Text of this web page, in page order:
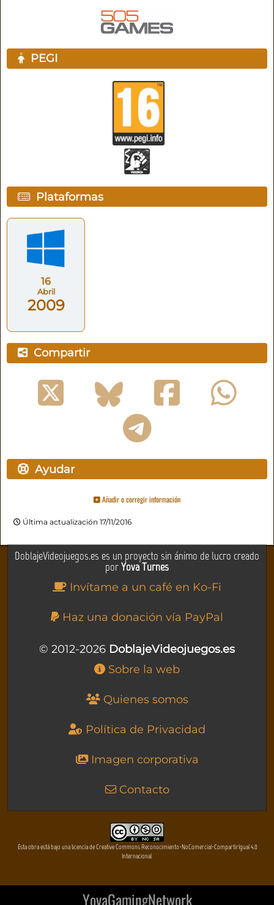
PEGI
Plataformas
16
Abril
2009
Compartir
Ayudar
Añadir o corregir información
Última actualización 17/11/2016
DoblajeVideojuegos.es es un proyecto sin ánimo de lucro creado
porYova Turnes
Invítame a un café en Ko-Fi
Haz una donación vía PayPal
© 2012-2026 DoblajeVideojuegos.es
Sobre la web
Quienes somos
Política de Privacidad
Imagen corporativa
Contacto
Esta obra está bajo una licencia de Creative Commons Reconocimiento-NoComercial-CompartirIgual 4.0
Internacional
YovaGamingNetwork